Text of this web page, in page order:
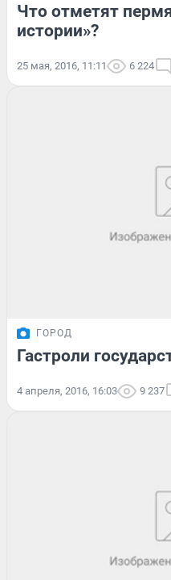
Что отметят
истории»?
25 мая, 2016, 11:11 6 224
ГОРОД
Гастроли
4 апреля, 2016, 16:03 9 237